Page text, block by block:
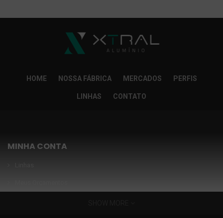
HOME NOSSA FÁBRICA MERCADOS PERFIS
LINHAS CONTATO
MINHA CONTA